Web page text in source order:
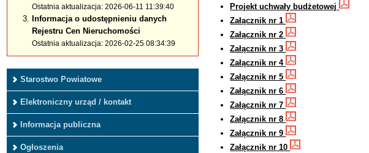
Ostatnia aktualizacja: 2026-06-11 11:39:40
Informacja o udostępnieniu danych
Rejestru Cen Nieruchomości
Ostatnia aktualizacja: 2026-02-25 08:34:39
Starostwo Powiatowe
Elektroniczny urząd / kontakt
Informacja publiczna
Ogłoszenia
Projekt uchwały budżetowej
Załącznik nr 1
Załącznik nr 2
Załącznik nr 3
Załącznik nr 4
Załącznik nr 5
Załącznik nr 6
Załącznik nr 7
Załącznik nr 8
Załącznik nr 9
Załącznik nr 10